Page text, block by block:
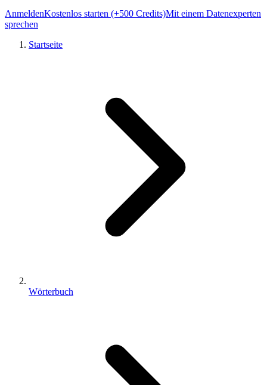
AnmeldenKostenlos starten (+500 Credits)Mit einem Datenexperten
sprechen
Startseite
Wörterbuch